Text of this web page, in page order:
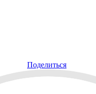
Поделиться